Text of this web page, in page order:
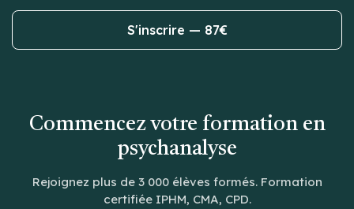
S'inscrire — 87€
Commencez votre formation en
psychanalyse
Rejoignez plus de 3 000 élèves formés. Formation
certifiée IPHM, CMA, CPD.